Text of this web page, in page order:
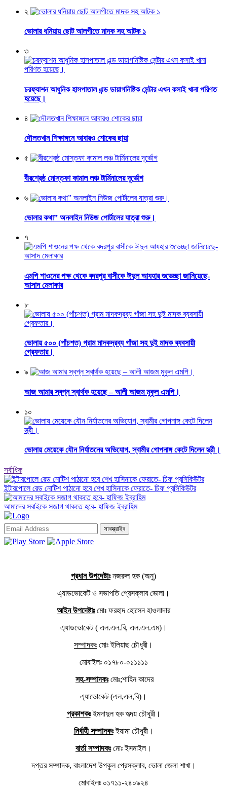
২
ভোলার ধনিয়ায় ছোট আলগীতে মাদক সহ আটক ১
৩
চরফ্যাশন আধুনিক হাসপাতাল এন্ড ডায়াগনিষ্টিক সেন্টার এখন কসাই খানা পরিণত
হয়েছে।
৪
দৌলতখান শিক্ষাঙ্গনে আবারও শোকের ছায়া
৫
বীরশ্রেষ্ঠ মোস্তফা কামাল লঞ্চ টার্মিনালের দূর্ভোগ
৬
ভোলার কথা” অনলাইন নিউজ পোর্টালের যাত্রা শুরু।
৭
এমপি শাওনের পক্ষ থেকে বদরপুর বাসীকে ঈদুল আযহার শুভেচ্ছা জানিয়েছে-
আসাদ মেলাকার
৮
ভোলায় ৫০০ (পাঁচশত) গ্রাম মাদকদ্রব্য গাঁজা সহ দুই মাদক ব্যবসায়ী
গ্রেফতার।
৯
আজ আমার স্বপ্ন স্বার্থক হয়েছে – আলী আজম মুকুল এমপি।
১০
ভোলায় মেয়েকে যৌন নির্যাতনের অভিযোগ, স্বামীর গোপনাঙ্গ কেটে দিলেন স্ত্রী।
সর্বাধিক
ইন্টারপোলে রেড নোটিশ পাঠানো হবে শেখ হাসিনাকে ফেরাতে- চিফ প্রসিকিউটর
আমাদের সবাইকে সজাগ থাকতে হবে- হাফিজ ইব্রাহিম
সাবস্ক্রাইব
প্রধান উপদেষ্টাঃনজরুল হক (অনু)
এ্যাডভোকেট ও সভাপতি প্রেসক্লাব ভোলা।
আইন উপদেষ্টাঃমোঃ ফরহাদ হোসেন হাওলাদার
এ্যাডভোকেট ( এল.এল.বি, এল.এল.এম)।
সম্পাদকঃ মোঃ ইলিয়াছ চৌধুরী।
মোবাইলঃ ০১৭৮০-০১১১১১
সহ-সম্পাদকঃমোঃ;শাহিন কাদের
এ্যাভোকেট (এল,এল,বি)।
প্রকাশকঃইমদাদুল হক হৃদয় চৌধুরী।
নির্বাহী সম্পাদকঃইয়ামা চৌধুরী।
বার্তা সম্পাদকঃমোঃ ইসমাইল।
দপ্তর সম্পাদক, বাংলাদেশ উপকূল প্রেসক্লাব, ভোলা জেলা শাখা।
মোবাইলঃ ০১৭১১-২৪০৯২৪